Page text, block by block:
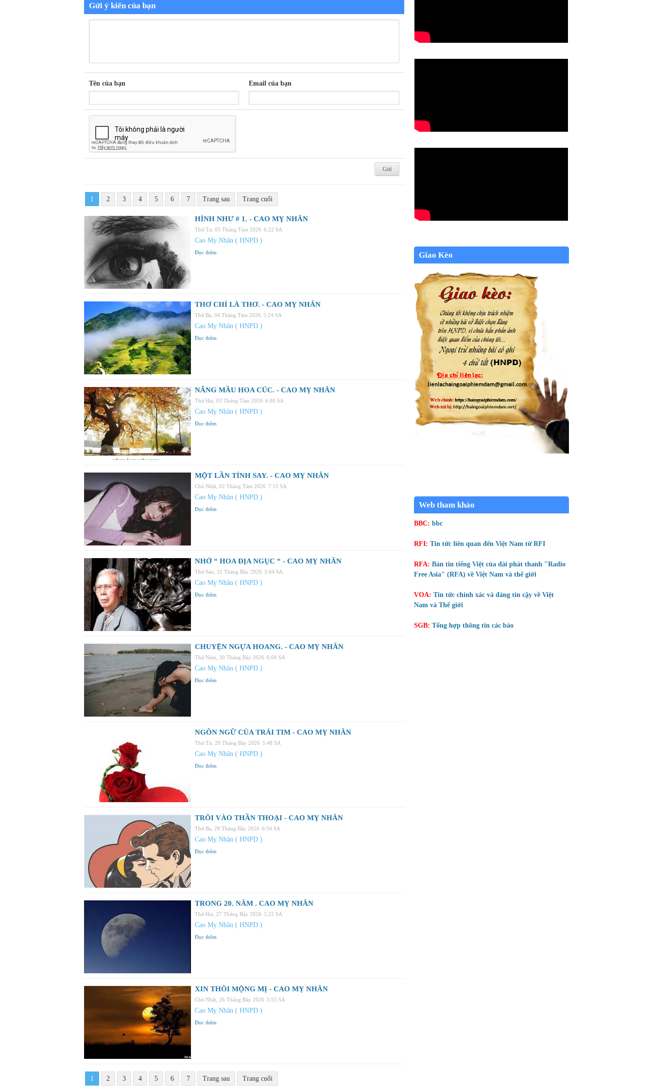
Gửi ý kiến của bạn
Tên của bạn Email của bạn
1 2 3 4 5 6 7 Trang sau Trang cuối
HÌNH NHƯ # 1. - CAO MỴ NHÂN
Thứ Tư, 05 Tháng Tám 2026 6:22 SA
Cao Mỵ Nhân ( HNPD )
Đọc thêm
THƠ CHỈ LÀ THƠ. - CAO MỴ NHÂN
Thứ Ba, 04 Tháng Tám 2026 5:24 SA
Cao Mỵ Nhân ( HNPD )
Đọc thêm
NẮNG MẦU HOA CÚC. - CAO MỴ NHÂN
Thứ Hai, 03 Tháng Tám 2026 6:00 SA
Cao Mỵ Nhân ( HNPD )
Đọc thêm
MỘT LẦN TỈNH SAY. - CAO MỴ NHÂN
Chủ Nhật, 02 Tháng Tám 2026 7:15 SA
Cao Mỵ Nhân ( HNPD )
Đọc thêm
NHỚ “ HOA ĐỊA NGỤC “ - CAO MỴ NHÂN
Thứ Sáu, 31 Tháng Bảy 2026 5:04 SA
Cao Mỵ Nhân ( HNPD )
Đọc thêm
CHUYỆN NGỰA HOANG. - CAO MỴ NHÂN
Thứ Năm, 30 Tháng Bảy 2026 6:00 SA
Cao Mỵ Nhân ( HNPD )
Đọc thêm
NGÔN NGỮ CỦA TRÁI TIM - CAO MỴ NHÂN
Thứ Tư, 29 Tháng Bảy 2026 5:48 SA
Cao Mỵ Nhân ( HNPD )
Đọc thêm
TRÔI VÀO THẦN THOẠI - CAO MỴ NHÂN
Thứ Ba, 28 Tháng Bảy 2026 6:34 SA
Cao Mỵ Nhân ( HNPD )
Đọc thêm
TRONG 20. NĂM . CAO MỴ NHÂN
Thứ Hai, 27 Tháng Bảy 2026 5:22 SA
Cao Mỵ Nhân ( HNPD )
Đọc thêm
XIN THÔI MỘNG MỊ - CAO MỴ NHÂN
Chủ Nhật, 26 Tháng Bảy 2026 5:55 SA
Cao Mỵ Nhân ( HNPD )
Đọc thêm
1 2 3 4 5 6 7 Trang sau Trang cuối
Giao Kèo
Web tham khảo
BBC: bbc
RFI: Tin tức liên quan đến Việt Nam từ RFI
RFA: Bản tin tiếng Việt của đài phát thanh "Radio
Free Asia" (RFA) về Việt Nam và thế giới
VOA: Tin tức chính xác và đáng tin cậy về Việt
Nam và Thế giới
SGB: Tổng hợp thông tin các báo